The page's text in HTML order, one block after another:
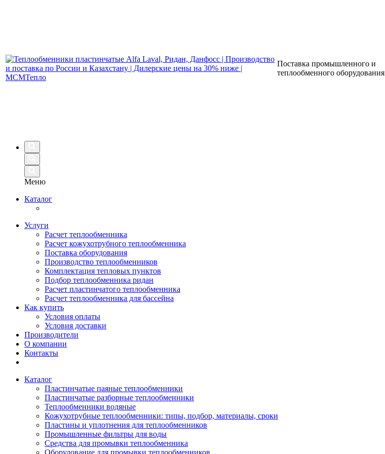
Поставка промышленного и
теплообменного оборудования
Меню
Каталог
Услуги
Расчет теплообменника
Расчет кожухотрубного теплообменника
Поставка оборудования
Производство теплообменников
Комплектация тепловых пунктов
Подбор теплообменника ридан
Расчет пластинчатого теплообменника
Расчет теплообменника для бассейна
Как купить
Условия оплаты
Условия доставки
Производители
О компании
Контакты
Каталог
Пластинчатые паяные теплообменники
Пластинчатые разборные теплообменники
Теплообменники водяные
Кожухотрубные теплообменники: типы, подбор, материалы, сроки
Пластины и уплотнения для теплообменников
Промышленные фильтры для воды
Средства для промывки теплообменника
Оборудование для промывки теплообменников